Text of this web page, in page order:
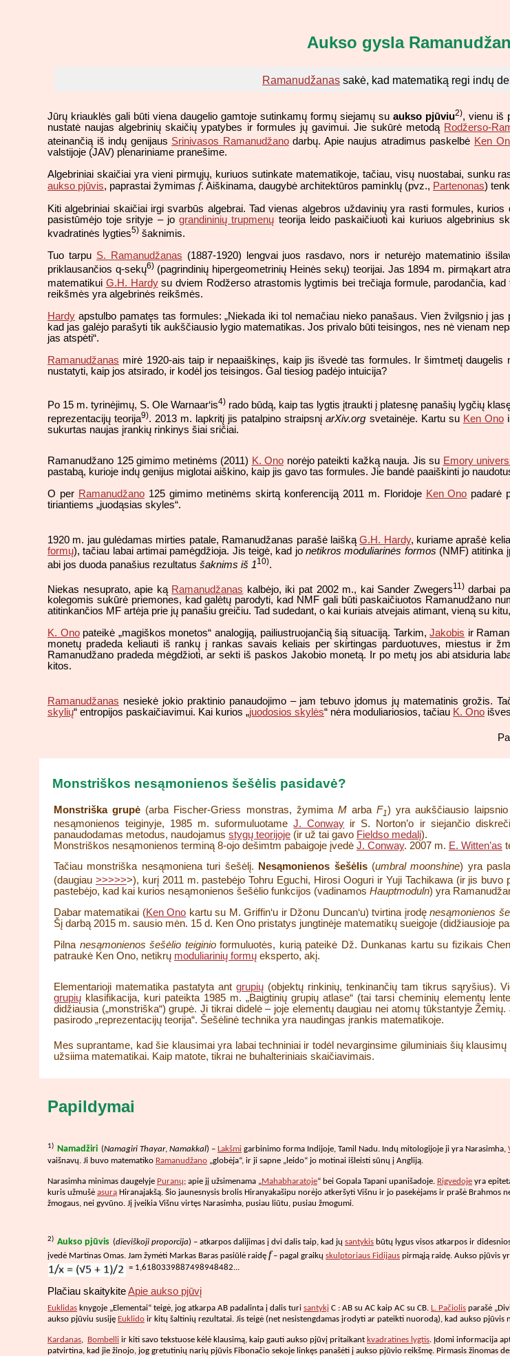
Aukso gysla
Ramanudžanas sakė, kad matematiką regi indų
Jūrų kriauklės gali būti viena daugelio gamtoje sutinkamų formų siejamų su aukso pjūviu2), vienu iš
nustatė naujas algebrinių skaičių ypatybes ir formules jų gavimui. Jie sukūrė metodą Rodžerso-
ateinančią iš indų genijaus Srinivasos Ramanudžanodarbų. Apie naujus atradimus paskelbė Ken
valstijoje (JAV) plenariniame pranešime.
Algebriniai skaičiai yra vieni pirmųjų, kuriuos sutinkate matematikoje, tačiau, visų nuostabai, sunku
aukso pjūvis, paprastai žymimas f. Aiškinama, daugybė architektūros paminklų (pvz., Partenonas)
Kiti algebriniai skaičiai irgi svarbūs algebrai. Tad vienas algebros uždavinių yra rasti formules,
pasistūmėjo toje srityje – jograndininių trupmenų teorija leido paskaičiuoti kai kuriuos algebrinius
kvadratinės lygties5) šaknimis.
Tuo tarpu S. Ramanudžanas (1887-1920) lengvai juos rasdavo, nors ir neturėjo matematinio
priklausančios q-sekų6)(pagrindinių hipergeometrinių Heinės sekų) teorijai. Jas 1894 m. pirmąkart
matematikui G.H. Hardysu dviem Rodžerso atrastomis lygtimis bei trečiąja formule, parodančia,
reikšmės yra algebrinės reikšmės.
Hardy apstulbo pamatęs tas formules: „Niekada iki tol nemačiau nieko panašaus. Vien žvilgsnio į jas
kad jas galėjo parašyti tik aukščiausio lygio matematikas. Jos privalo būti teisingos, nes nė vienam
jas atspėti“.
Ramanudžanas mirė 1920-ais taip ir nepaaiškinęs, kaip jis išvedė tas formules. Ir šimtmetį daugelis
nustatyti, kaip jos atsirado, ir kodėl jos teisingos. Gal tiesiog padėjo intuicija?
Po 15 m. tyrinėjimų, S. Ole Warnaar‘is4) rado būdą, kaip tas lygtis įtraukti į platesnę panašių lygčių
reprezentacijų teorija9). 2013 m. lapkritį jis patalpino straipsnįarXiv.org svetainėje. Kartu su Ken Ono
sukurtas naujas įrankių rinkinys šiai sričiai.
Ramanudžano 125 gimimo metinėms (2011) K. Ono norėjo pateikti kažką nauja. Jis su Emory
pastabą, kurioje indų genijus miglotai aiškino, kaip jis gavo tas formules. Jie bandė paaiškinti jo
O per Ramanudžano125 gimimo metinėms skirtą konferenciją 2011 m. Floridoje Ken Ono padarė
tiriantiems „juodąsias skyles“.
1920 m. jau gulėdamas mirties patale, Ramanudžanas parašė laiškąG.H. Hardy, kuriame aprašė
formų), tačiau labai artimai pamėgdžioja. Jis teigė, kad jo netikros moduliarinės formos (NMF) atitinka
abi jos duoda panašius rezultatus šaknims iš 110).
Niekas nesuprato, apie ką Ramanudžanas kalbėjo, iki pat 2002 m., kai Sander Zwegers11)darbai
kolegomis sukūrė priemones, kad galėtų parodyti, kad NMF gali būti paskaičiuotos Ramanudžano
atitinkančios MF artėja prie jų panašiu greičiu. Tad sudedant, o kai kuriais atvejais atimant, vieną su
K. Onopateikė „magiškos monetos“ analogiją, pailiustruojančią šią situaciją. Tarkim,Jakobis ir
monetų pradeda keliauti iš rankų į rankas savais keliais per skirtingas parduotuves, miestus ir
Ramanudžano pradeda mėgdžioti, ar sekti iš paskos Jakobio monetą. Ir po metų jos abi atsiduria
kitos.
Ramanudžanas nesiekė jokio praktinio panaudojimo – jam tebuvo įdomus jų matematinis grožis.
skylių“ entropijos paskaičiavimui. Kai kurios „juodosios skylės“ nėra moduliariosios, tačiau K. Ono
Monstriškos nesąmonienos šešėlis pasidavė?
Monstriška grupė (arba Fischer-Griess monstras, žymima MarbaF1) yra aukščiausio laipsnio
nesąmonienos teiginyje, 1985 m. suformuluotameJ. Conway ir S. Norton’o ir siejančio
panaudodamas metodus, naudojamus stygų teorijoje (ir už tai gavo Fieldso medalį).
Monstriškos nesąmonienos terminą 8-ojo dešimtm pabaigoje įvedė J. Conway. 2007 m. E. Witten’as
Tačiau monstriška nesąmoniena turi šešėlį. Nesąmonienos šešėlis(umbral moonshine) yra
(daugiau >>>>>>), kurį 2011 m. pastebėjo Tohru Eguchi, Hirosi Ooguri ir Yuji Tachikawa (ir jis
pastebėjo, kad kai kurios nesąmonienos šešėlio funkcijos (vadinamos Hauptmoduln) yra
Dabar matematikai (Ken Ono kartu su M. Griffin‘u ir Džonu Duncan‘u) tvirtina įrodęnesąmonienos
Šį darbą 2015 m. sausio mėn. 15 d. Ken Ono pristatys jungtinėje matematikų sueigoje (didžiausioje
Pilna nesąmonienos šešėlio teiginioformuluotės, kurią pateikė Dž. Dunkanas kartu su fizikais
patraukė Ken Ono, netikrų moduliarinių formų eksperto, akį.
Elementarioji matematika pastatyta ant grupių (objektų rinkinių, tenkinančių tam tikrus sąryšius).
grupių klasifikacija, kuri pateikta 1985 m. „Baigtinių grupių atlase“ (tai tarsi cheminių elementų
didžiausia („monstriška“) grupė. Ji tikrai didelė – joje elementų daugiau nei atomų tūkstantyje
pasirodo „reprezentacijų teorija“. Šešėlinė technika yra naudingas įrankis matematikoje.
Mes suprantame, kad šie klausimai yra labai techniniai ir todėl nevarginsime giluminiais šių
užsiima matematikai. Kaip matote, tikrai ne buhalteriniais skaičiavimais.
Papildymai
1) Namadžiri (Namagiri Thayar, Namakkal) – Lakšmi garbinimo forma Indijoje, Tamil Nadu. Indų mitologijoje ji yra Narasimha,
vaišnavų. Ji buvo matematiko Ramanudžano „globėja“, ir ji sapne „leido“ jo motinai išleisti sūnų į Angliją.
Narasimha minimas daugelyje Puranų; apie jį užsimenama „Mahabharatoje“ bei Gopala Tapani upanišadoje. Rigvedoje yra
kuris užmušė asurą Hiranajakšą. Šio jaunesnysis brolis Hiranyakašipu norėjo atkeršyti Višnu ir jo pasekėjams ir prašė
žmogaus, nei gyvūno. Jį įveikia Višnu virtęs Narasimha, pusiau liūtu, pusiau žmogumi.
2) Aukso pjūvis (dieviškoji proporcija) – atkarpos dalijimas į dvi dalis taip, kad jų santykis būtų lygus visos atkarpos ir
įvedė Martinas Omas. Jam žymėti Markas Baras pasiūlė raidę f– pagal graikų skulptoriaus Fidijaus pirmąją raidę. Aukso pjūvis
= 1,6180339887498948482...
Plačiau skaitykiteApie aukso pjūvį
Euklidas knygoje „Elementai“ teigė, jog atkarpa AB padalinta į dalis turi santykį C : AB su AC kaip AC su CB. L. Pačiolis parašė
aukso pjūviu susiję Euklido ir kitų šaltinių rezultatai. Jis teigė (net nesistengdamas įrodyti ar pateikti nuorodą), kad aukso pjūvis
Kardanas, Bombelli ir kiti savo tekstuose kėlė klausimą, kaip gauti aukso pjūvį pritaikant kvadratines lygtis. Įdomi informacija
patvirtina, kad jie žinojo, jog gretutinių narių pjūvis Fibonačio sekoje linkęs panašėti į aukso pjūvio reikšmę. Pirmasis žinomas